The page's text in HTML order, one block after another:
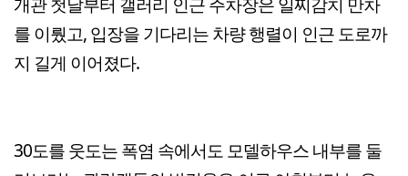
를 이뤘고, 입장을 기다리는 차량 행렬이 인근 도로까
지 길게 이어졌다.
30도를 웃도는 폭염 속에서도 모델하우스 내부를 둘